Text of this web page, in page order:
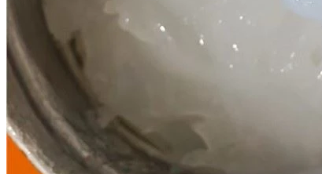
Bantu Silikon
Katalis Silikon
Berita
Pameran
Pengetahuan
sablon kepadatan tinggi
Perpindahan panas
Pencetakan Tinta Silikon
Hubungi kami